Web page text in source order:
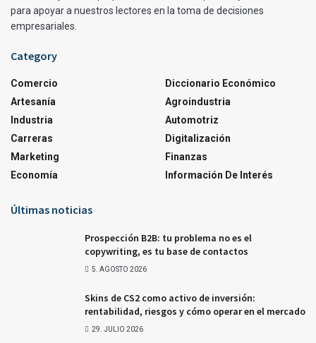
para apoyar a nuestros lectores en la toma de decisiones
empresariales.
Category
Comercio
Artesanía
Industria
Carreras
Marketing
Economía
Diccionario Económico
Agroindustria
Automotriz
Digitalización
Finanzas
Información De Interés
Últimas noticias
Prospección B2B: tu problema no es el
copywriting, es tu base de contactos
5. AGOSTO 2026
Skins de CS2 como activo de inversión:
rentabilidad, riesgos y cómo operar en el mercado
29. JULIO 2026